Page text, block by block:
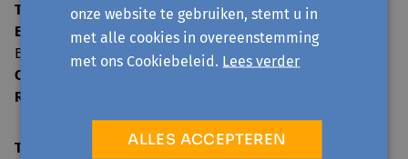
T:
09 224 22 65
E:
info@avansa-regiogent.be
BE15 8939 4415 5730
Ondernemingsnummer:
RPR:
TELEFONISCH ONTHAAL
onze website te gebruiken, stemt u in
met alle cookies in overeenstemming
met ons Cookiebeleid. Lees verder
ALLES ACCEPTEREN